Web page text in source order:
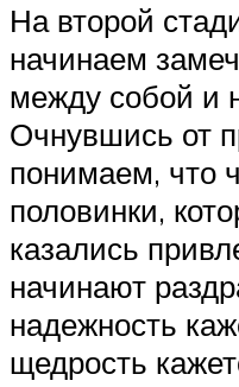
На второй
начинаем
между собой и
Очнувшись от
понимаем, что
половинки,
казались
начинают
надежность
щедрость